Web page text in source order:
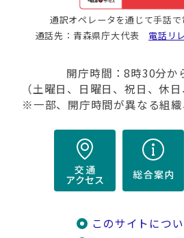
通訳オペレータを通じて手話で
通話先：青森県庁大代表 電話リ
開庁時間：8時30分か
（土曜日、日曜日、祝日、休
※一部、開庁時間が異なる組織
このサイトにつ